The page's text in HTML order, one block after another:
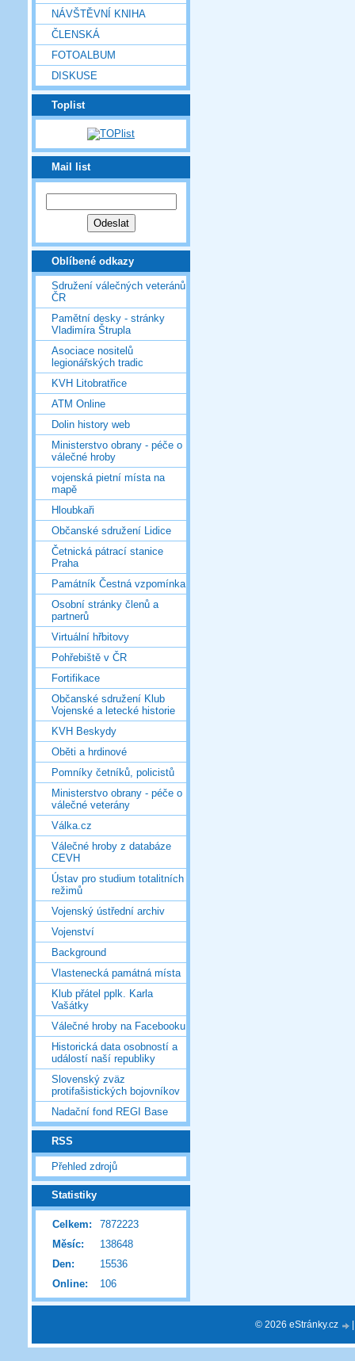
NÁVŠTĚVNÍ KNIHA
ČLENSKÁ
FOTOALBUM
DISKUSE
Toplist
Mail list
Oblíbené odkazy
Sdružení válečných veteránů
ČR
Pamětní desky - stránky
Vladimíra Štrupla
Asociace nositelů
legionářských tradic
KVH Litobratřice
ATM Online
Dolin history web
Ministerstvo obrany - péče o
válečné hroby
vojenská pietní místa na
mapě
Hloubkaři
Občanské sdružení Lidice
Četnická pátrací stanice
Praha
Památník Čestná vzpomínka
Osobní stránky členů a
partnerů
Virtuální hřbitovy
Pohřebiště v ČR
Fortifikace
Občanské sdružení Klub
Vojenské a letecké historie
KVH Beskydy
Oběti a hrdinové
Pomníky četníků, policistů
Ministerstvo obrany - péče o
válečné veterány
Válka.cz
Válečné hroby z databáze
CEVH
Ústav pro studium totalitních
režimů
Vojenský ústřední archiv
Vojenství
Background
Vlastenecká památná místa
Klub přátel pplk. Karla
Vašátky
Válečné hroby na Facebooku
Historická data osobností a
událostí naší republiky
Slovenský zväz
protifašistických bojovníkov
Nadační fond REGI Base
RSS
Přehled zdrojů
Statistiky
Online: 106
Celkem:
7872223
Měsíc:
138648
Den:
15536
© 2026 eStránky.cz